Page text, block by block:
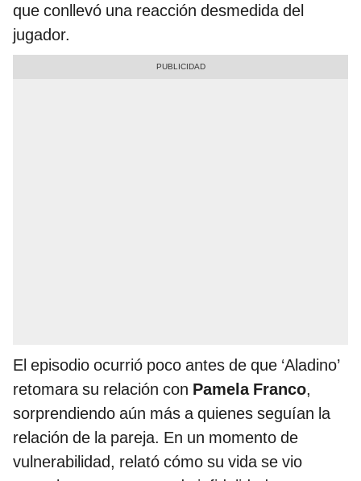
que conllevó una reacción desmedida del
jugador.
El episodio ocurrió poco antes de que ‘Aladino’
retomara su relación con Pamela Franco,
sorprendiendo aún más a quienes seguían la
relación de la pareja. En un momento de
vulnerabilidad, relató cómo su vida se vio